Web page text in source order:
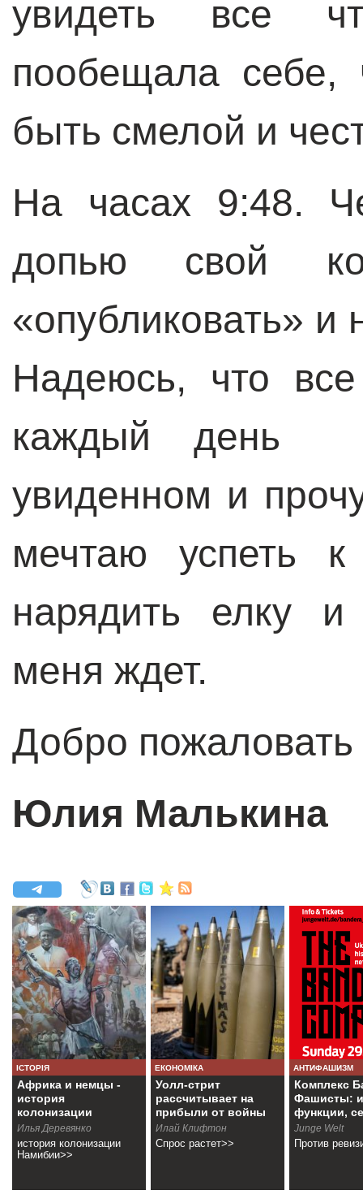
увидеть все
пообещала себе,
быть смелой и
На часах 9:48.
допью свой
«опубликовать» и
Надеюсь, что
каждый день
увиденном и
мечтаю успеть
нарядить елку
меня ждет.
Добро
Юлия Малькина
ІСТОРІЯ
Африка и немцы -
история
колонизации
Намибии
Илья Деревянко
история колонизации
Намибии>>
ЕКОНОМІКА
Уолл-стрит
рассчитывает на
прибыли от войны
Илай Клифтон
Спрос растет>>
АНТИФАШИЗМ
Комплекс
Фашисты:
функции,
Junge Welt
Против